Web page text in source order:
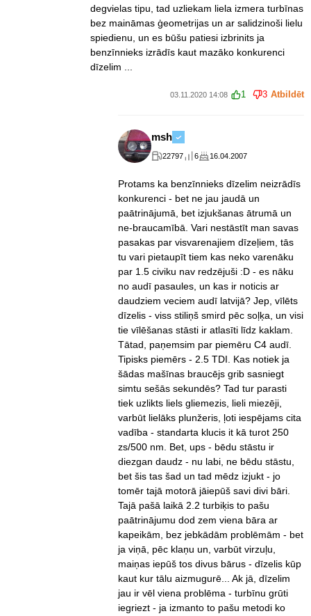
degvielas tipu, tad uzliekam liela izmera turbīnas
bez maināmas ģeometrijas un ar salidzinoši lielu
spiedienu, un es būšu patiesi izbrinits ja
benzīnnieks izrādīs kaut mazāko konkurenci
dīzelim ...
03.11.2020 14:08 1 3 Atbildēt
msh
22797 6 16.04.2007
Protams ka benzīnnieks dīzelim neizrādīs
konkurenci - bet ne jau jaudā un
paātrinājumā, bet izjukšanas ātrumā un
ne-braucamībā. Vari nestāstīt man savas
pasakas par visvarenajiem dīzeļiem, tās
tu vari pietaupīt tiem kas neko varenāku
par 1.5 civiku nav redzējuši :D - es nāku
no audī pasaules, un kas ir noticis ar
daudziem veciem audī latvijā? Jep, vīlēts
dīzelis - viss stiliņš smird pēc soļķa, un visi
tie vīlēšanas stāsti ir atlasīti līdz kaklam.
Tātad, paņemsim par piemēru C4 audī.
Tipisks piemērs - 2.5 TDI. Kas notiek ja
šādas mašīnas braucējs grib sasniegt
simtu sešās sekundēs? Tad tur parasti
tiek uzlikts liels gliemezis, lieli miezēji,
varbūt lielāks plunžeris, ļoti iespējams cita
vadība - standarta klucis it kā turot 250
zs/500 nm. Bet, ups - bēdu stāstu ir
diezgan daudz - nu labi, ne bēdu stāstu,
bet šis tas šad un tad mēdz izjukt - jo
tomēr tajā motorā jāiepūš savi divi bāri.
Tajā pašā laikā 2.2 turbiķis to pašu
paātrinājumu dod zem viena bāra ar
kapeikām, bez jebkādām problēmām - bet
ja viņā, pēc klaņu un, varbūt virzuļu,
maiņas iepūš tos divus bārus - dīzelis kūp
kaut kur tālu aizmugurē... Ak jā, dīzelim
jau ir vēl viena problēma - turbīnu grūti
iegriezt - ja izmanto to pašu metodi ko